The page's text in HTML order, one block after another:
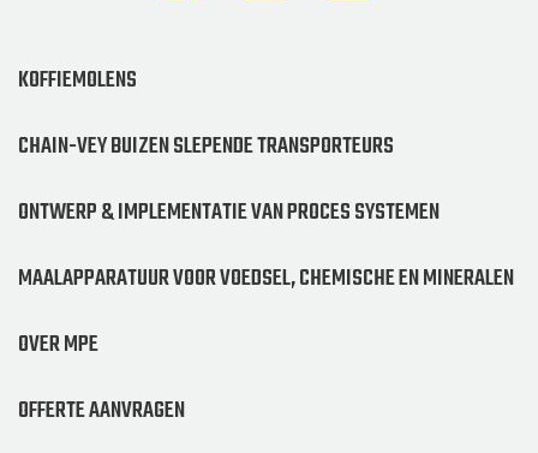
KOFFIEMOLENS
CHAIN-VEY BUIZEN SLEPENDE TRANSPORTEURS
ONTWERP & IMPLEMENTATIE VAN PROCES SYSTEMEN
MAALAPPARATUUR VOOR VOEDSEL, CHEMISCHE EN MINERALEN
OVER MPE
OFFERTE AANVRAGEN